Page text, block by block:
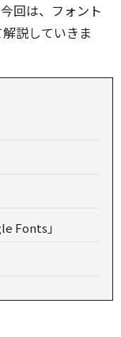
回は、フォント
説していきま
Fonts」